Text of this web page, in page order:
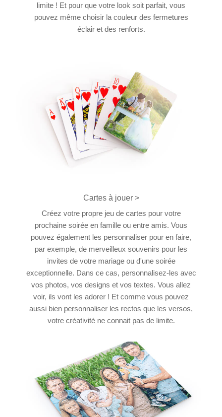
limite ! Et pour que votre look soit parfait, vous
pouvez même choisir la couleur des fermetures
éclair et des renforts.
Cartes à jouer >
Créez votre propre jeu de cartes pour votre
prochaine soirée en famille ou entre amis. Vous
pouvez également les personnaliser pour en faire,
par exemple, de merveilleux souvenirs pour les
invites de votre mariage ou d'une soirée
exceptionnelle. Dans ce cas, personnalisez-les avec
vos photos, vos designs et vos textes. Vous allez
voir, ils vont les adorer ! Et comme vous pouvez
aussi bien personnaliser les rectos que les versos,
votre créativité ne connait pas de limite.